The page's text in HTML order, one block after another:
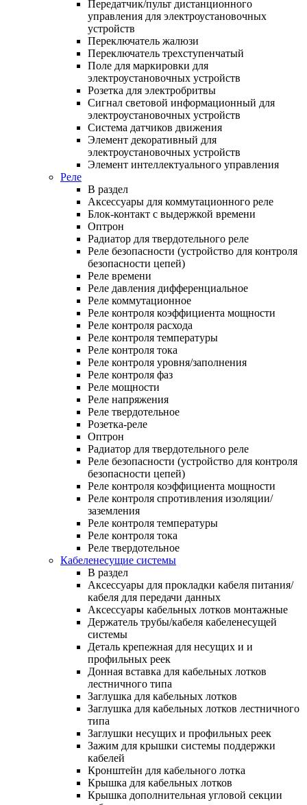
Передатчик/пульт дистанционного
управления для электроустановочных
устройств
Переключатель жалюзи
Переключатель трехступенчатый
Поле для маркировки для
электроустановочных устройств
Розетка для электробритвы
Сигнал световой информационный для
электроустановочных устройств
Система датчиков движения
Элемент декоративный для
электроустановочных устройств
Элемент интеллектуального управления
Реле
В раздел
Аксессуары для коммутационного реле
Блок-контакт с выдержкой времени
Оптрон
Радиатор для твердотельного реле
Реле безопасности (устройство для контроля
безопасности цепей)
Реле времени
Реле давления дифференциальное
Реле коммутационное
Реле контроля коэффициента мощности
Реле контроля расхода
Реле контроля температуры
Реле контроля тока
Реле контроля уровня/заполнения
Реле контроля фаз
Реле мощности
Реле напряжения
Реле твердотельное
Розетка-реле
Оптрон
Радиатор для твердотельного реле
Реле безопасности (устройство для контроля
безопасности цепей)
Реле контроля коэффициента мощности
Реле контроля спротивления изоляции/
заземления
Реле контроля температуры
Реле контроля тока
Реле твердотельное
Кабеленесущие системы
В раздел
Аксессуары для прокладки кабеля питания/
кабеля для передачи данных
Аксессуары кабельных лотков монтажные
Держатель трубы/кабеля кабеленесущей
системы
Деталь крепежная для несущих и и
профильных реек
Донная вставка для кабельных лотков
лестничного типа
Заглушка для кабельных лотков
Заглушка для кабельных лотков лестничного
типа
Заглушки несущих и профильных реек
Зажим для крышки системы поддержки
кабелей
Кронштейн для кабельного лотка
Крышка для кабельных лотков
Крышка дополнительная угловой секции